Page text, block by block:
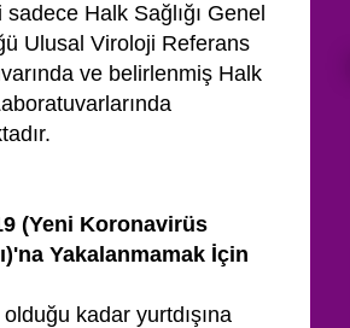
sadece Halk Sağlığı Genel
Ulusal Viroloji Referans
ve belirlenmiş Halk
(Yeni Koronavirüs
Yakalanmamak İçin
kadar yurtdışına